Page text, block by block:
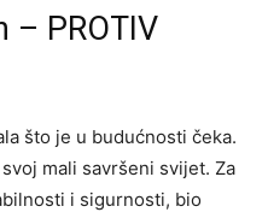
– PROTIV
što je u budućnosti čeka.
mali savršeni svijet. Za
i sigurnosti, bio